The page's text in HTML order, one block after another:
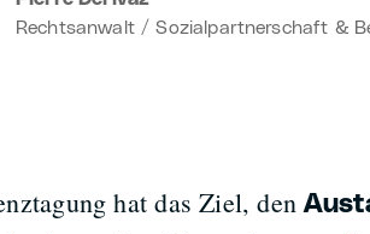
Rechtsanwalt / Sozialpartnerschaft &
hat das Ziel, den